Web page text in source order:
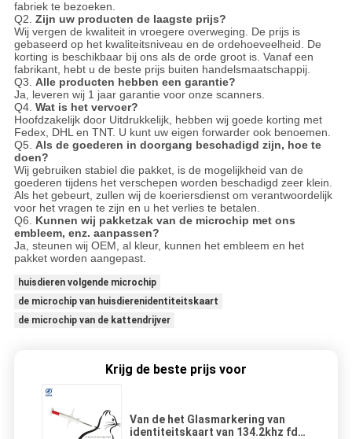
fabriek te bezoeken.
Q2. Zijn uw producten de laagste prijs?
Wij vergen de kwaliteit in vroegere overweging. De prijs is
gebaseerd op het kwaliteitsniveau en de ordehoeveelheid. De
korting is beschikbaar bij ons als de orde groot is. Vanaf een
fabrikant, hebt u de beste prijs buiten handelsmaatschappij.
Q3. Alle producten hebben een garantie?
Ja, leveren wij 1 jaar garantie voor onze scanners.
Q4. Wat is het vervoer?
Hoofdzakelijk door Uitdrukkelijk, hebben wij goede korting met
Fedex, DHL en TNT. U kunt uw eigen forwarder ook benoemen.
Q5. Als de goederen in doorgang beschadigd zijn, hoe te
doen?
Wij gebruiken stabiel die pakket, is de mogelijkheid van de
goederen tijdens het verschepen worden beschadigd zeer klein.
Als het gebeurt, zullen wij de koeriersdienst om verantwoordelijk
voor het vragen te zijn en u het verlies te betalen.
Q6. Kunnen wij pakketzak van de microchip met ons
embleem, enz. aanpassen?
Ja, steunen wij OEM, al kleur, kunnen het embleem en het
pakket worden aangepast.
huisdieren volgende microchip
de microchip van huisdierenidentiteitskaart
de microchip van de kattendrijver
Krijg de beste prijs voor
Van de het Glasmarkering van
identiteitskaart van 134.2khz fdx-